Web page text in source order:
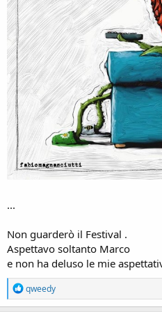
...
Non guarderò il Festival .
Aspettavo soltanto Marco
e non ha deluso le mie
R
e
a
qweedy